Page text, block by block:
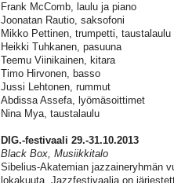
Frank McComb, laulu ja piano
Joonatan Rautio, saksofoni
Mikko Pettinen, trumpetti, taustalaulu
Heikki Tuhkanen, pasuuna
Teemu Viinikainen, kitara
Timo Hirvonen, basso
Jussi Lehtonen, rummut
Abdissa Assefa, lyömäsoittimet
Nina Mya, taustalaulu
DIG.-festivaali 29.-31.10.2013
Black Box, Musiikkitalo
Sibelius-Akatemian jazzaineryhmän
lokakuuta. Jazzfestivaalia on